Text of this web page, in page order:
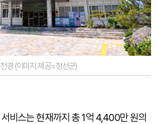
경 (이미지 제공=정선군)
비스는 현재까지 총 1억 4,400만 원의